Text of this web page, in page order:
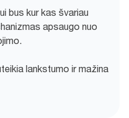
bus kur kas švariau
apsaugo nuo
lankstumo ir mažina